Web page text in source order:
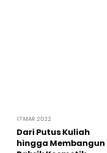
17 MAR 2022
Dari Putus Kuliah
hingga Membangun